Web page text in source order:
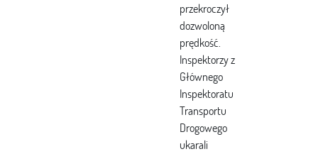
przekroczył
dozwoloną
prędkość.
Inspektorzy z
Głównego
Inspektoratu
Transportu
Drogowego
ukarali